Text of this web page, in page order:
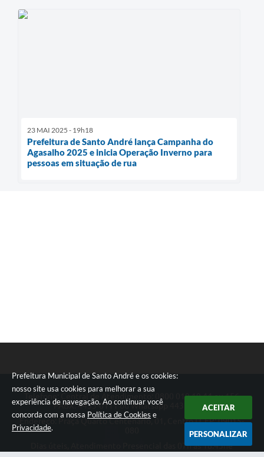
Prefeitura Municipal de Santo André e os cookies:
nosso site usa cookies para melhorar a sua
experiência de navegação. Ao continuar você
concorda com a nossa Política de Cookies e
Privacidade.
ACEITAR
PERSONALIZAR
23 MAI 2025 - 19h18
Prefeitura de Santo André lança Campanha do
Agasalho 2025 e inicia Operação Inverno para
pessoas em situação de rua
Telefone: Central de Atendimento: 0800 019 19 44 ou 156
PABX: 4433-0111 ou Whatsapp 4433-0123
Endereço: Praça Quarto Centenário, 01, Centro | CEP: 09015-
Dias úteis, Atendimento Presencial das 07h as 18:45he